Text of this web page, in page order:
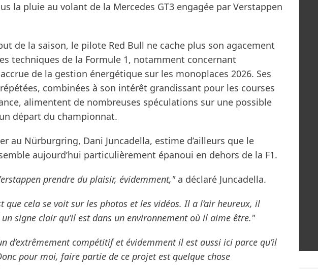
la pluie au volant de la Mercedes GT3 engagée par Verstappen
de la saison, le pilote Red Bull ne cache plus son agacement
techniques de la Formule 1, notamment concernant
de la gestion énergétique sur les monoplaces 2026. Ses
combinées à son intérêt grandissant pour les courses
alimentent de nombreuses spéculations sur une possible
départ du championnat.
au Nürburgring, Dani Juncadella, estime d’ailleurs que le
aujourd’hui particulièrement épanoui en dehors de la F1.
prendre du plaisir, évidemment,"a déclaré Juncadella.
que cela se voit sur les photos et les vidéos. Il a l’air heureux, il
un signe clair qu’il est dans un environnement où il aime être."
d’extrêmement compétitif et évidemment il est aussi ici parce qu’il
pour moi, faire partie de ce projet est quelque chose